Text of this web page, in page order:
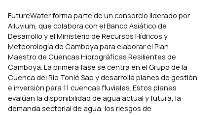
FutureWater forma parte de un consorcio liderado por
Alluvium, que colabora con el Banco Asiático de
Desarrollo y el Ministerio de Recursos Hídricos y
Meteorología de Camboya para elaborar el Plan
Maestro de Cuencas Hidrográficas Resilientes de
Camboya. La primera fase se centra en el Grupo de la
Cuenca del Río Tonlé Sap y desarrolla planes de gestión
e inversión para 11 cuencas fluviales. Estos planes
evalúan la disponibilidad de agua actual y futura, la
demanda sectorial de agua, los riesgos de